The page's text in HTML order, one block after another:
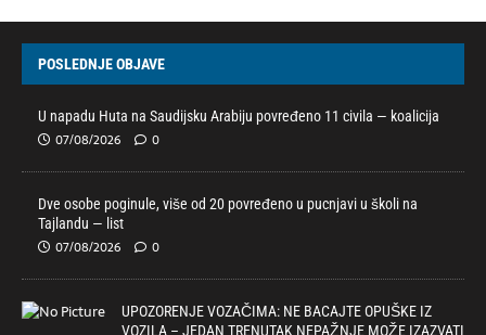
POSLEDNJE OBJAVE
U napadu Huta na Saudijsku Arabiju povređeno 11 civila — koalicija
07/08/2026 0
Dve osobe poginule, više od 20 povređeno u pucnjavi u školi na
Tajlandu — list
07/08/2026 0
UPOZORENJE VOZAČIMA: NE BACAJTE OPUŠKE IZ
VOZILA – JEDAN TRENUTAK NEPAŽNJE MOŽE IZAZVATI